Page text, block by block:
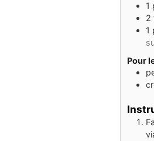
1
2
1
Pour